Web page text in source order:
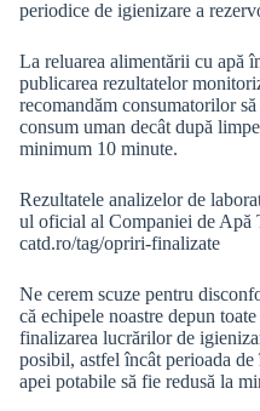
periodice de igienizare a
La reluarea alimentării cu apă
publicarea rezultatelor
recomandăm consumatorilor
consum uman decât după
minimum 10 minute.
Rezultatele analizelor de
ul oficial al Companiei de Apă
catd.ro/tag/opriri-finalizate
Ne cerem scuze pentru
că echipele noastre depun
finalizarea lucrărilor de
posibil, astfel încât perioada
apei potabile să fie redusă la